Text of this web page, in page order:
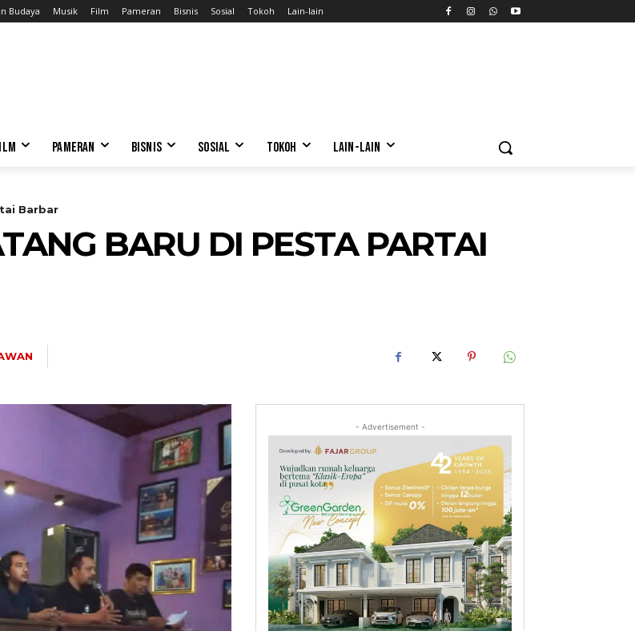
Budaya Musik Film Pameran Bisnis Sosial Tokoh Lain-lain
PAMERAN BISNIS SOSIAL TOKOH LAIN-LAIN
Barbar
BARU DI PESTA PARTAI
- Advertisement -